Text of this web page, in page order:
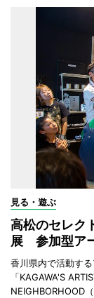
見る・遊ぶ
高松のセレク
展 参加型ア
香川県内で活動す
「KAGAWA'S
NEIGHBORHOOD